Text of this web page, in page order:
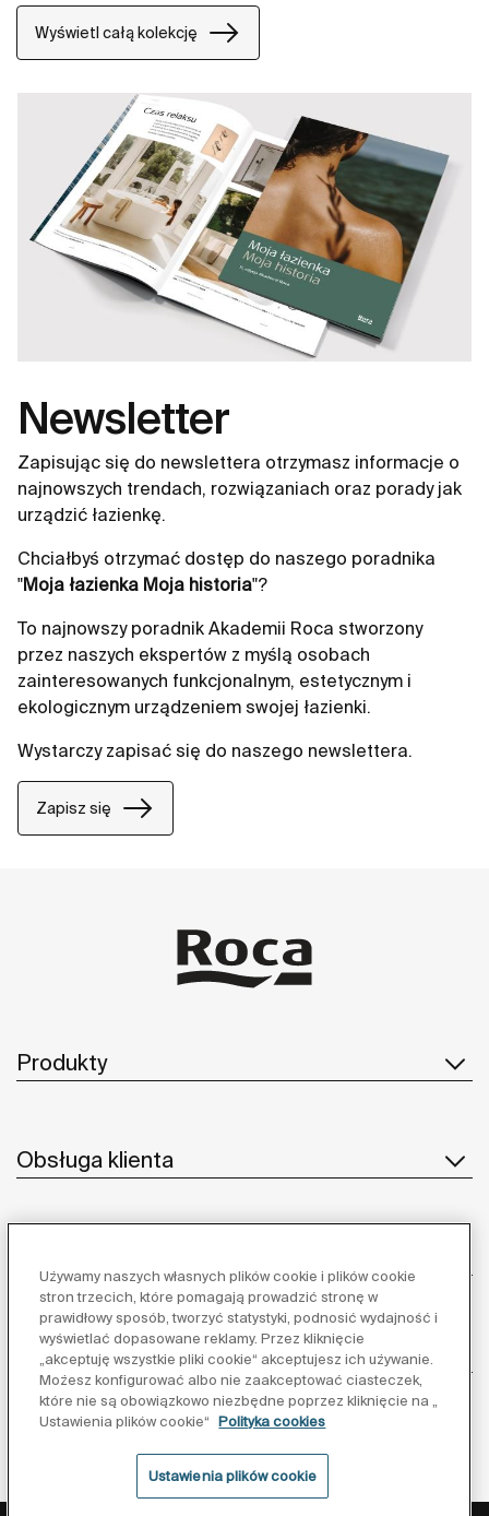
Wyświetl całą kolekcję
Newsletter
Zapisując się do newslettera otrzymasz informacje o
najnowszych trendach, rozwiązaniach oraz porady jak
urządzić łazienkę.
Chciałbyś otrzymać dostęp do naszego poradnika
"Moja łazienka Moja historia"?
To najnowszy poradnik Akademii Roca stworzony
przez naszych ekspertów z myślą osobach
zainteresowanych funkcjonalnym, estetycznym i
ekologicznym urządzeniem swojej łazienki.
Wystarczy zapisać się do naszego newslettera.
Zapisz się
Produkty
Obsługa klienta
Inspiracja
Obserwuj nas:
Używamy naszych własnych plików cookie i plików cookie
stron trzecich, które pomagają prowadzić stronę w
prawidłowy sposób, tworzyć statystyki, podnosić wydajność i
wyświetlać dopasowane reklamy. Przez kliknięcie
„akceptuję wszystkie pliki cookie“ akceptujesz ich używanie.
Możesz konfigurować albo nie zaakceptować ciasteczek,
które nie są obowiązkowo niezbędne poprzez kliknięcie na „
Ustawienia plików cookie“
Polityka cookies
Ustawienia plików cookie